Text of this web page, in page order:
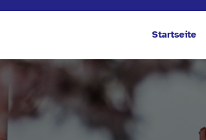
Startseite